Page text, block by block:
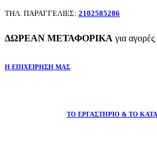
ΤΗΛ. ΠΑΡΑΓΓΕΛΙΕΣ: 2102585286
ΔΩΡΕΑΝ ΜΕΤΑΦΟΡΙΚΑ για
Η ΕΠΙΧΕΙΡΗΣΗ ΜΑΣ
ΤΟ ΕΡΓΑΣΤΗΡΙΟ & ΤΟ